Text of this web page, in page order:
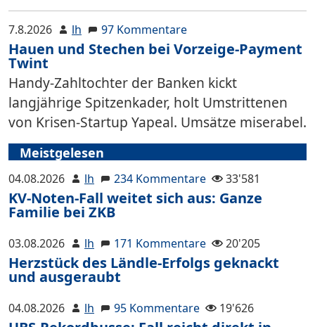
7.8.2026 lh 97 Kommentare
Hauen und Stechen bei Vorzeige-Payment
Twint
Handy-Zahltochter der Banken kickt
langjährige Spitzenkader, holt Umstrittenen
von Krisen-Startup Yapeal. Umsätze miserabel.
Meistgelesen
04.08.2026 lh 234 Kommentare 33'581
KV-Noten-Fall weitet sich aus: Ganze
Familie bei ZKB
03.08.2026 lh 171 Kommentare 20'205
Herzstück des Ländle-Erfolgs geknackt
und ausgeraubt
04.08.2026 lh 95 Kommentare 19'626